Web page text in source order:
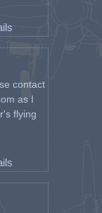
contact
as I
flying